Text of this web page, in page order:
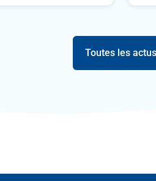
Toutes les actus